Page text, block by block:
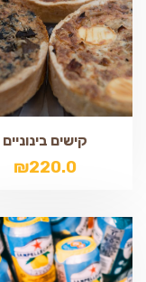
קישים בינוניים
₪220.0